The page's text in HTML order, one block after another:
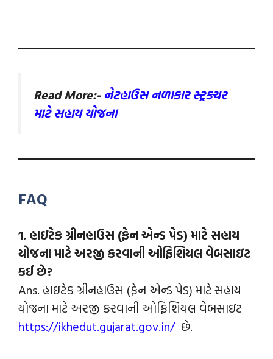
Read More:- નેટહાઉસ નળાકાર સ્ટ્રક્ચર
માટે સહાય યોજના
FAQ
1. હાઇટેક ગ્રીનહાઉસ (ફેન એન્ડ પેડ) માટે સહાય
યોજના માટે અરજી કરવાની ઓફિશિયલ વેબસાઇટ
કઈ છે?
Ans. હાઇટેક ગ્રીનહાઉસ (ફેન એન્ડ પેડ) માટે સહાય
યોજના માટે અરજી કરવાની ઓફિશિયલ વેબસાઇટ
https://ikhedut.gujarat.gov.in/છે.